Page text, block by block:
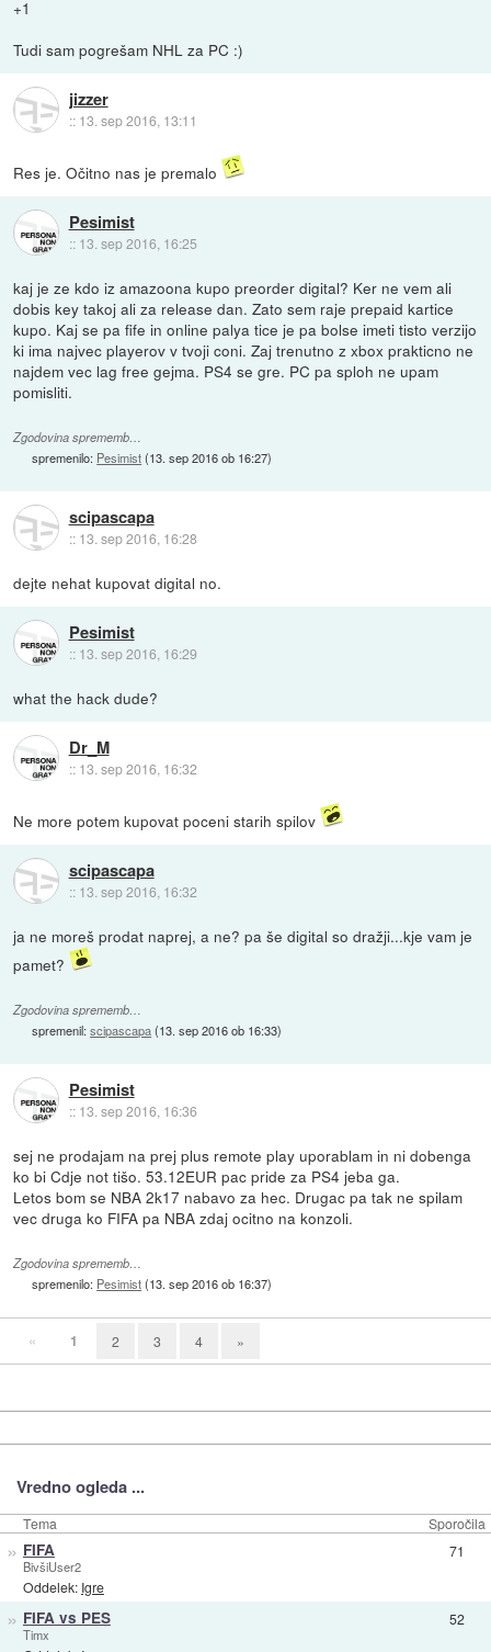
+1
Tudi sam pogrešam NHL za PC :)
jizzer
:: 13. sep 2016, 13:11
Res je. Očitno nas je premalo
Pesimist
:: 13. sep 2016, 16:25
kaj je ze kdo iz amazoona kupo preorder digital? Ker ne vem ali
dobis key takoj ali za release dan. Zato sem raje prepaid kartice
kupo. Kaj se pa fife in online palya tice je pa bolse imeti tisto verzijo
ki ima najvec playerov v tvoji coni. Zaj trenutno z xbox prakticno ne
najdem vec lag free gejma. PS4 se gre. PC pa sploh ne upam
pomisliti.
Zgodovina sprememb…
spremenilo: Pesimist(13. sep 2016 ob 16:27)
scipascapa
:: 13. sep 2016, 16:28
dejte nehat kupovat digital no.
Pesimist
:: 13. sep 2016, 16:29
what the hack dude?
Dr_M
:: 13. sep 2016, 16:32
Ne more potem kupovat poceni starih spilov
scipascapa
:: 13. sep 2016, 16:32
ja ne moreš prodat naprej, a ne? pa še digital so dražji...kje vam je
pamet?
Zgodovina sprememb…
spremenil:scipascapa(13. sep 2016 ob 16:33)
Pesimist
:: 13. sep 2016, 16:36
sej ne prodajam na prej plus remote play uporablam in ni dobenga
ko bi Cdje not tišo. 53.12EUR pac pride za PS4 jeba ga.
Letos bom se NBA 2k17 nabavo za hec. Drugac pa tak ne spilam
vec druga ko FIFA pa NBA zdaj ocitno na konzoli.
Zgodovina sprememb…
spremenilo: Pesimist(13. sep 2016 ob 16:37)
« 1 2 3 4 »
Vredno ogleda ...
Tema Sporočila
» FIFA
BivšiUser2
Oddelek: Igre
71
» FIFA vs PES
Timx
52